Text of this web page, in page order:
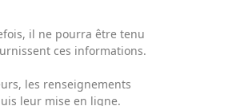
il ne pourra être tenu
ces informations.
les renseignements
leur mise en ligne.